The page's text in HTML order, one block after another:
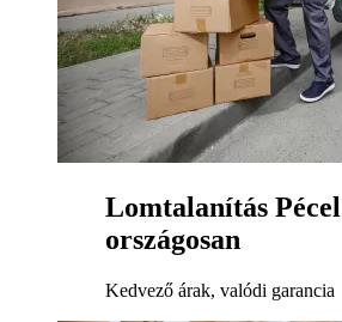
Lomtalanítás Pécel
országosan
Kedvező árak, valódi garancia